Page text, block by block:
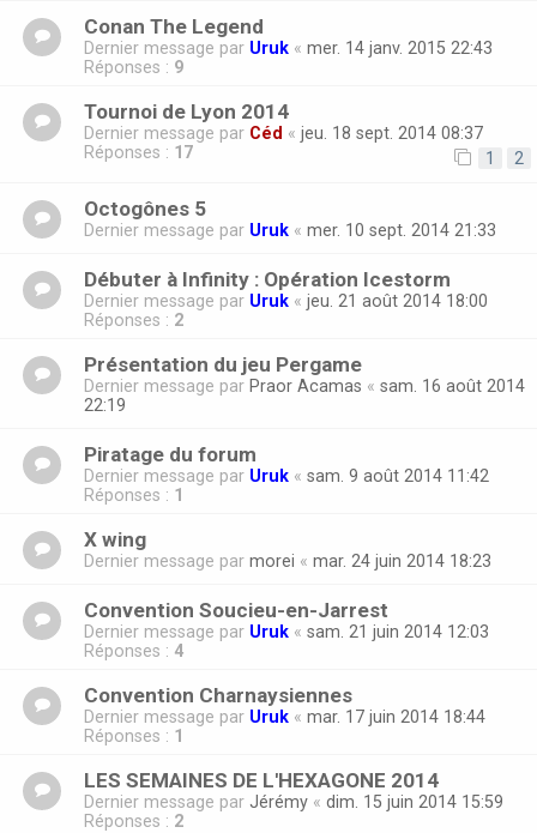
Conan The Legend
Dernier message par Uruk « mer. 14 janv. 2015 22:43
Réponses : 9
Tournoi de Lyon 2014
Dernier message par Céd « jeu. 18 sept. 2014 08:37
Réponses : 17 1 2
Octogônes 5
Dernier message par Uruk « mer. 10 sept. 2014 21:33
Débuter à Infinity : Opération Icestorm
Dernier message par Uruk « jeu. 21 août 2014 18:00
Réponses : 2
Présentation du jeu Pergame
Dernier message par Praor Acamas « sam. 16 août 2014
22:19
Piratage du forum
Dernier message par Uruk « sam. 9 août 2014 11:42
Réponses : 1
X wing
Dernier message par morei « mar. 24 juin 2014 18:23
Convention Soucieu-en-Jarrest
Dernier message par Uruk « sam. 21 juin 2014 12:03
Réponses : 4
Convention Charnaysiennes
Dernier message par Uruk « mar. 17 juin 2014 18:44
Réponses : 1
LES SEMAINES DE L'HEXAGONE 2014
Dernier message par Jérémy « dim. 15 juin 2014 15:59
Réponses : 2